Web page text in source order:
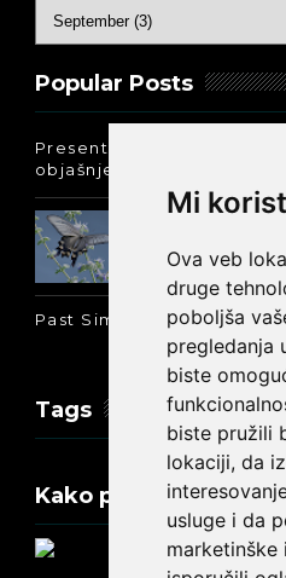
Mi
Ova veb
druge
poboljša
pregledanja
biste
biste pružili
lokaciji, da
usluge i da
marketinške
Popular Posts
Present Perfect Simple -
objašnjenje :-)
Past Simple i Past
Tags
Kako promeniti tekst